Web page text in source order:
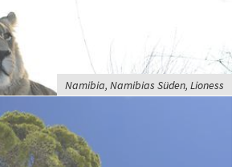
Namibia, Namibias Süden, Lioness